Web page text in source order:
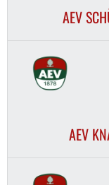
AEV
AEV